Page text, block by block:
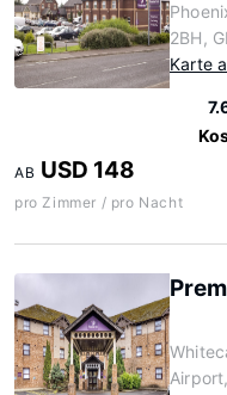
2BH,
Karte
AB USD 148
pro Zimmer / pro Nacht